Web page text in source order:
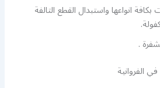
انواعها واستبدال القطع التالفة
.